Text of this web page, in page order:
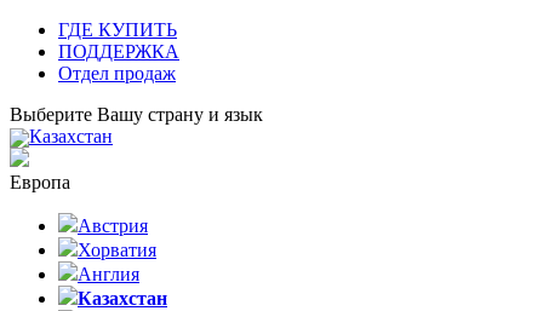
ГДЕ КУПИТЬ
ПОДДЕРЖКА
Отдел продаж
Выберите Вашу страну и язык
Казахстан
Европа
Австрия
Хорватия
Англия
Казахстан